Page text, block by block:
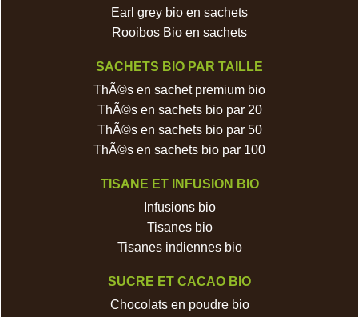
Earl grey bio en sachets
Rooibos Bio en sachets
SACHETS BIO PAR TAILLE
ThÃ©s en sachet premium bio
ThÃ©s en sachets bio par 20
ThÃ©s en sachets bio par 50
ThÃ©s en sachets bio par 100
TISANE ET INFUSION BIO
Infusions bio
Tisanes bio
Tisanes indiennes bio
SUCRE ET CACAO BIO
Chocolats en poudre bio